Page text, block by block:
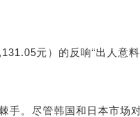
元）的反响“出人意料
手。尽管韩国和日本市场